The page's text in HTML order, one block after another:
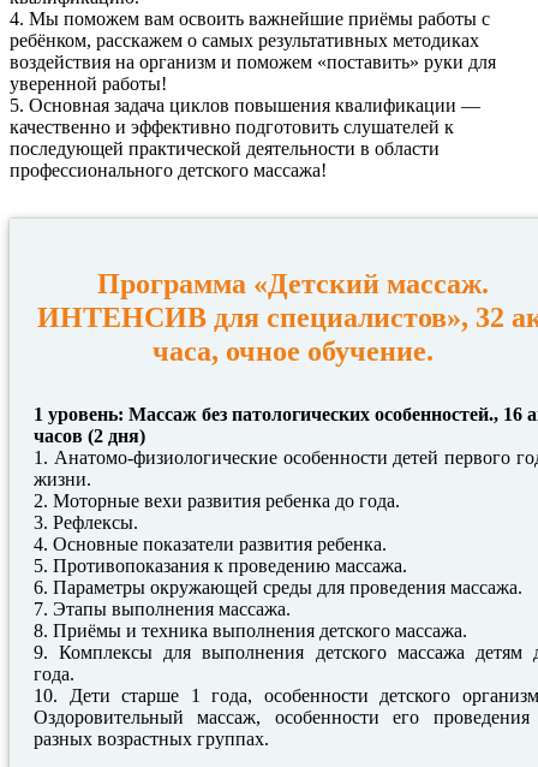
4. Мы поможем вам освоить важнейшие приёмы работы с
ребёнком, расскажем о самых результативных методиках
воздействия на организм и поможем «поставить» руки для
уверенной работы!
5. Основная задача циклов повышения квалификации —
качественно и эффективно подготовить слушателей к
последующей практической деятельности в области
профессионального детского массажа!
Программа «Детский массаж.
ИНТЕНСИВ для специалистов», 32
часа, очное обучение.
1 уровень: Массаж без патологических особенностей., 16
часов (2 дня)
1. Анатомо-физиологические особенности детей первого
жизни.
2. Моторные вехи развития ребенка до года.
3. Рефлексы.
4. Основные показатели развития ребенка.
5. Противопоказания к проведению массажа.
6. Параметры окружающей среды для проведения массажа.
7. Этапы выполнения массажа.
8. Приёмы и техника выполнения детского массажа.
9. Комплексы для выполнения детского массажа детям
года.
10. Дети старше 1 года, особенности детского
Оздоровительный массаж, особенности его
разных возрастных группах.